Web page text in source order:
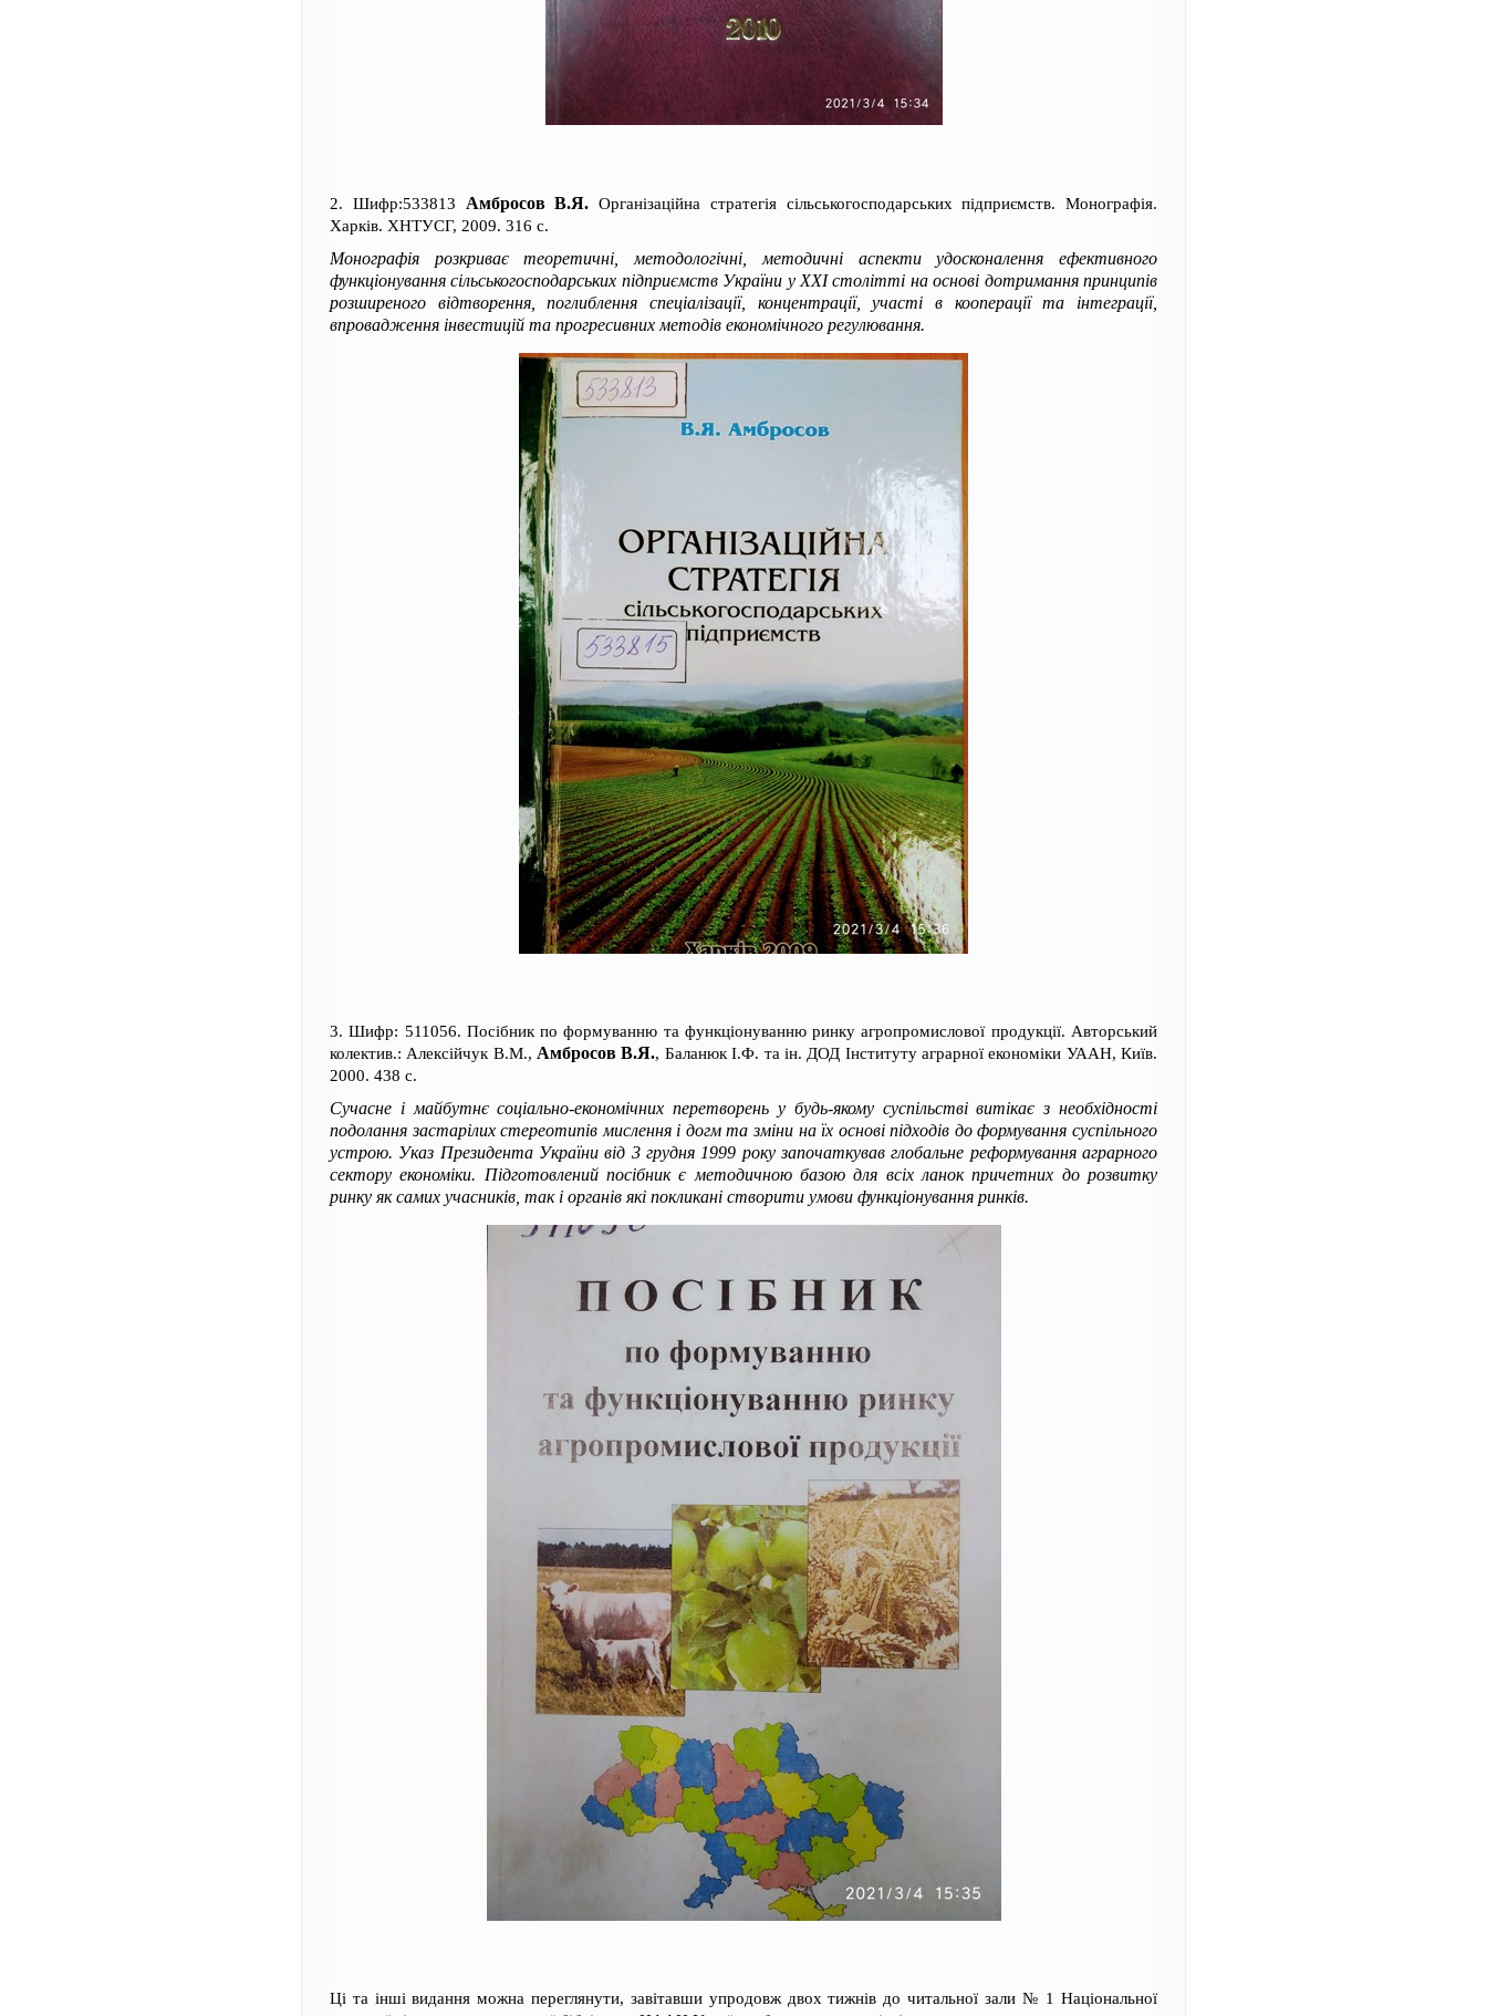
2. Шифр:533813 Амбросов В.Я. Організаційна стратегія сільськогосподарських підприємств. Монографія.
Харків. ХНТУСГ, 2009. 316 с.
Монографія розкриває теоретичні, методологічні, методичні аспекти удосконалення ефективного
функціонування сільськогосподарських підприємств України у XXI столітті на основі дотримання принципів
розширеного відтворення, поглиблення спеціалізації, концентрації, участі в кооперації та інтеграції,
впровадження інвестицій та прогресивних методів економічного регулювання.
3. Шифр: 511056. Посібник по формуванню та функціонуванню ринку агропромислової продукції. Авторський
колектив.: Алексійчук В.М., Амбросов В.Я., Баланюк І.Ф. та ін. ДОД Інституту аграрної економіки УААН, Київ.
2000. 438 с.
Сучасне і майбутнє соціально-економічних перетворень у будь-якому суспільстві витікає з необхідності
подолання застарілих стереотипів мислення і догм та зміни на їх основі підходів до формування суспільного
устрою. Указ Президента України від 3 грудня 1999 року започаткував глобальне реформування аграрного
сектору економіки. Підготовлений посібник є методичною базою для всіх ланок причетних до розвитку
ринку як самих учасників, так і органів які покликані створити умови функціонування ринків.
Ці та інші видання можна переглянути, завітавши упродовж двох тижнів до читальної зали № 1 Національної